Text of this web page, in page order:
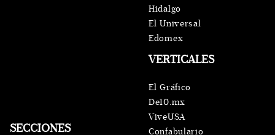
SECCIONES
VERTICALES
El Gráfico
De10.mx
ViveUSA
Confabulario
Hidalgo
El Universal
Edomex